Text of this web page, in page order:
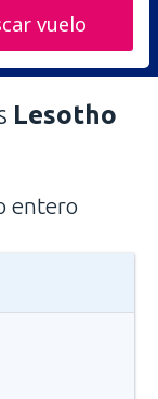
vuelo
Lesotho
entero